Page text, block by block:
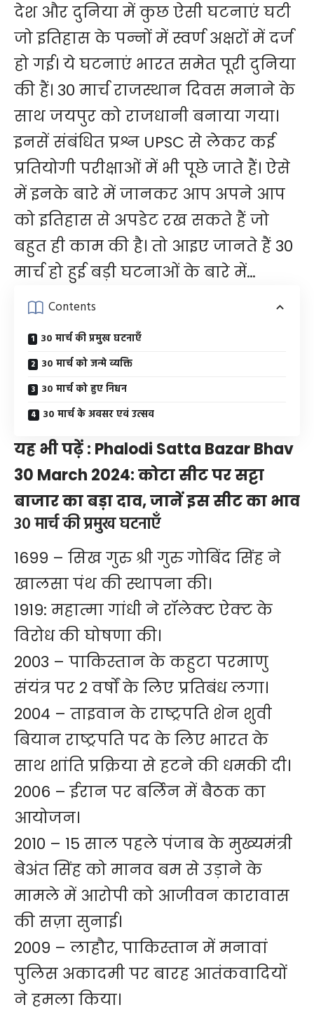
देश और दुनिया में कुछ ऐसी घटनाएं घटी
जो इतिहास के पन्नों में स्वर्ण अक्षरों में दर्ज
हो गई। ये घटनाएं भारत समेत पूरी दुनिया
की हैं। 30 मार्च राजस्थान दिवस मनाने के
साथ जयपुर को राजधानी बनाया गया।
इनसें संबंधित प्रश्न UPSC से लेकर कई
प्रतियो​गी परीक्षाओं में भी पूछे जाते हैं। ऐसे
में इनके बारे में जानकर आप अपने आप
को इतिहास से अपडेट रख सकते हैं जो
बहुत ही काम की है। तो आइए जानते हैं 30
मार्च हो हुई बड़ी घटनाओं के बारे में…
Contents
30 मार्च की प्रमुख घटनाएँ
30 मार्च को जन्मे व्यक्ति
30 मार्च को हुए निधन
30 मार्च के अवसर एवं उत्सव
यह भी पढ़ें : Phalodi Satta Bazar Bhav
30 March 2024: कोटा सीट पर सट्टा
बाजार का बड़ा दाव, जानें इस सीट का भाव
30 मार्च की प्रमुख घटनाएँ
1699 – सिख गुरु श्री गुरु गोबिंद सिंह ने
खालसा पंथ की स्थापना की।
1919: महात्मा गांधी ने रॉलेक्ट ऐक्ट के
विरोध की घोषणा की।
2003 – पाकिस्तान के कहुटा परमाणु
संयंत्र पर 2 वर्षों के लिए प्रतिबंध लगा।
2004 – ताइवान के राष्ट्रपति शेन शुवी
बियान राष्ट्रपति पद के लिए भारत के
साथ शांति प्रक्रिया से हटने की धमकी दी।
2006 – ईरान पर बर्लिन में बैठक का
आयोजन।
2010 – 15 साल पहले पंजाब के मुख्यमंत्री
बेअंत सिंह को मानव बम से उड़ाने के
मामले में आरोपी को आजीवन कारावास
की सज़ा सुनाई।
2009 – लाहौर, पाकिस्तान में मनावां
पुलिस अकादमी पर बारह आतंकवादियों
ने हमला किया।